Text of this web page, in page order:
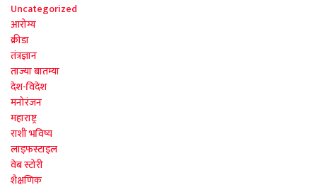
Uncategorized
आरोग्य
क्रीडा
तंत्रज्ञान
ताज्या बातम्या
देश-विदेश
मनोरंजन
महाराष्ट्र
राशी भविष्य
लाइफस्टाइल
वेब स्टोरी
शैक्षणिक